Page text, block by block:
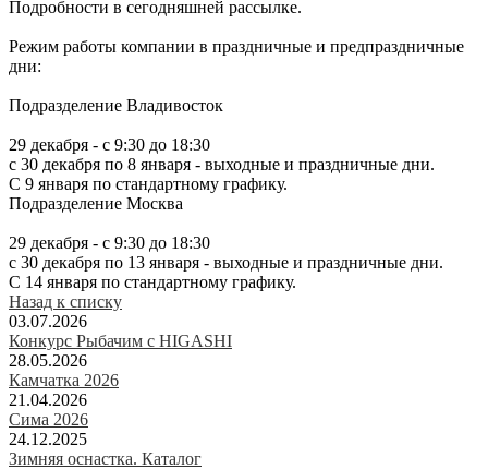
Подробности в сегодняшней рассылке.
Режим работы компании в праздничные и предпраздничные
дни:
Подразделение Владивосток
29 декабря - с 9:30 до 18:30
c 30 декабря по 8 января - выходные и праздничные дни.
С 9 января по стандартному графику.
Подразделение Москва
29 декабря - с 9:30 до 18:30
c 30 декабря по 13 января - выходные и праздничные дни.
С 14 января по стандартному графику.
Назад к списку
03.07.2026
Конкурс Рыбачим с HIGASHI
28.05.2026
Камчатка 2026
21.04.2026
Сима 2026
24.12.2025
Зимняя оснастка. Каталог